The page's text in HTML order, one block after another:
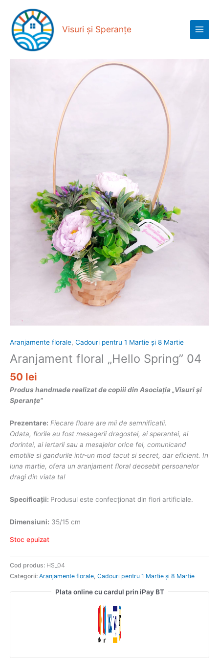
content
Visuri și Speranțe
Menu
Aranjamente florale, Cadouri pentru 1 Martie și 8 Martie
Aranjament floral „Hello Spring” 04
50 lei
Produs handmade realizat de copiii din Asociația „Visuri și
Speranțe”
Prezentare: Fiecare floare are mii de semnificatii.
Odata, florile au fost mesagerii dragostei, ai sperantei, ai
dorintei, ai iertarii sau a mesajelor orice fel, comunicand
emotiile si gandurile intr-un mod tacut si secret, dar eficient. In
luna martie, ofera un aranjament floral deosebit persoanelor
dragi din viata ta!
Specificații: Produsul este confecționat din flori artificiale.
Dimensiuni: 35/15 cm
Stoc epuizat
Cod produs: HS_04
Categorii: Aranjamente florale Cadouri pentru 1 Martie și 8 Martie
Plata online cu cardul prin iPay BT